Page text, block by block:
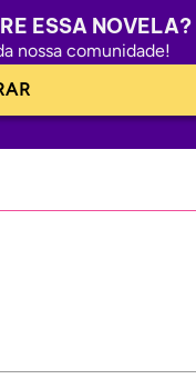
ESSA NOVELA?
nossa comunidade!